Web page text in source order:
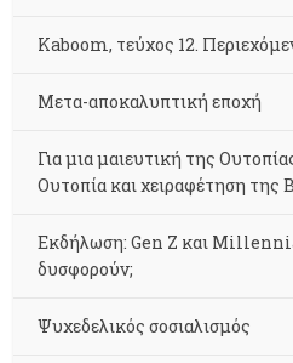
Kaboom, τεύχος 12.
Μετα-αποκαλυπτική εποχή
Για μια μαιευτική της
Ουτοπία και χειραφέτηση της
Εκδήλωση: Gen Z και
δυσφορούν;
Ψυχεδελικός σοσιαλισμός